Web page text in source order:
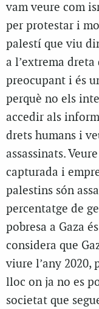
vam veure com
per protestar i
palestí que viu
a l’extrema
preocupant i és
perquè no els
accedir als
drets humans i
assassinats.
capturada i
palestins són
percentatge de
pobresa a Gaza
considera que
viure l’any 2020,
lloc on ja no es
societat que